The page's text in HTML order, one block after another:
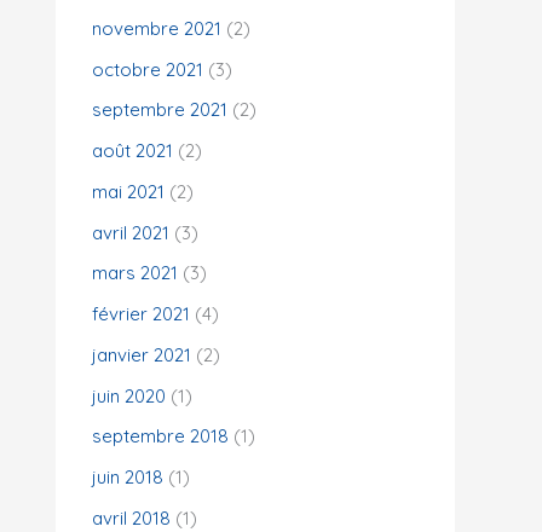
novembre 2021 (2)
octobre 2021 (3)
septembre 2021 (2)
août 2021 (2)
mai 2021 (2)
avril 2021 (3)
mars 2021 (3)
février 2021 (4)
janvier 2021 (2)
juin 2020 (1)
septembre 2018 (1)
juin 2018 (1)
avril 2018 (1)